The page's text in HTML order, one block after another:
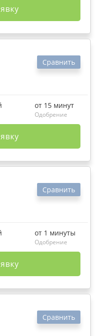
Сравнить
от 15 минут
Одобрение
Сравнить
от 1 минуты
Одобрение
Сравнить